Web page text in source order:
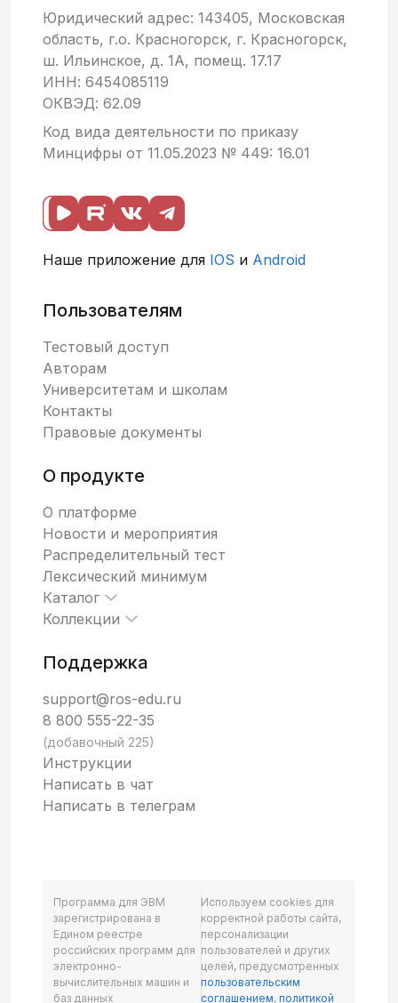
Юридический адрес: 143405, Московская
область, г.о. Красногорск, г. Красногорск,
ш. Ильинское, д. 1А, помещ. 17.17
ИНН: 6454085119
ОКВЭД: 62.09
Код вида деятельности по приказу
Минцифры от 11.05.2023 № 449: 16.01
Наше приложение для IOS и Android
Пользователям
Тестовый доступ
Авторам
Университетам и школам
Контакты
Правовые документы
О продукте
О платформе
Новости и мероприятия
Распределительный тест
Лексический минимум
Каталог
Коллекции
Поддержка
support@ros-edu.ru
8 800 555-22-35
(добавочный 225)
Инструкции
Написать в чат
Написать в телеграм
Программа для ЭВМ
зарегистрирована в
Едином реестре
российских программ для
электронно-
вычислительных машин и
баз данных
Используем cookies для
корректной работы сайта,
персонализации
пользователей и других
целей, предусмотренных
пользовательским
соглашением,политикой